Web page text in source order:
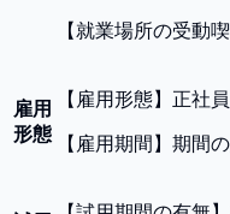
【 就業場所の受動
雇用
形態
【 雇用形態】 正社員
【 雇用期間 】 期間